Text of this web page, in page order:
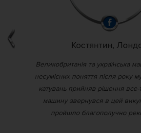
Костянтин,
Великобританія та українська
несумісних поняття після року
катувань прийняв рішення все-
машину звернувся в цей
пройшло благополучно